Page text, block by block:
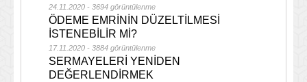
24.11.2020 - 3694 görüntülenme
ÖDEME EMRİNİN DÜZELTİLMESİ
İSTENEBİLİR Mİ?
17.11.2020 - 3884 görüntülenme
SERMAYELERİ YENİDEN
DEĞERLENDİRMEK